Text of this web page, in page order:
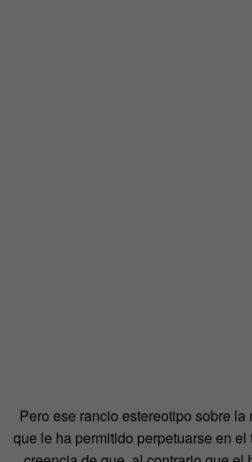
Pero ese rancio estereotipo sobre la
que le ha permitido perpetuarse en